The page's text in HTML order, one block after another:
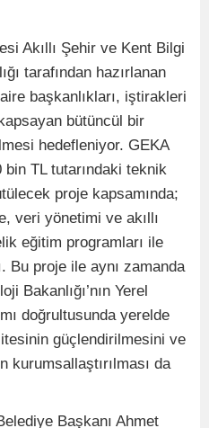
Akıllı Şehir ve Kent Bilgi
tarafından hazırlanan
başkanlıkları, iştirakleri
bütüncül bir
hedefleniyor. GEKA
bin TL tutarındaki teknik
proje kapsamında;
veri yönetimi ve akıllı
eğitim programları ile
Bu proje ile aynı zamanda
Bakanlığı’nın Yerel
doğrultusunda yerelde
güçlendirilmesini ve
kurumsallaştırılması da
Başkanı Ahmet